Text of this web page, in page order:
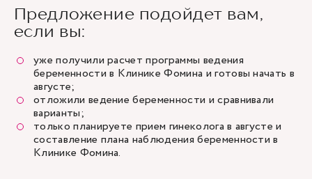
Предложение подойдет вам,
если вы:
уже получили расчет программы ведения
беременности в Клинике Фомина и готовы начать в
августе;
отложили ведение беременности и сравнивали
варианты;
только планируете прием гинеколога в августе и
составление плана наблюдения беременности в
Клинике Фомина.